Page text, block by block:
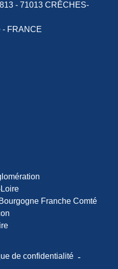
- 71013 CRÊCHES-
- FRANCE
Franche Comté
de confidentialité -